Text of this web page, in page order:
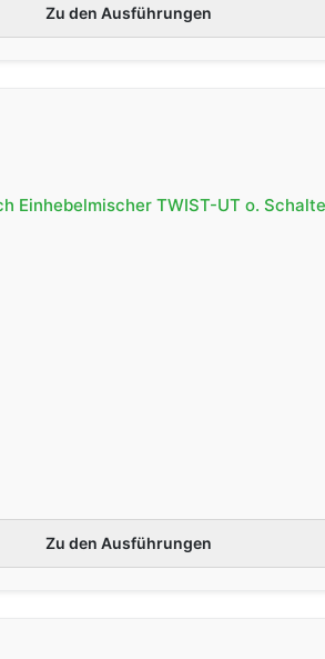
Zu den Ausführungen
Zu den Ausführungen